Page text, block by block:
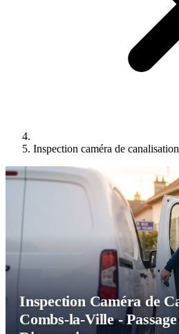
Inspection caméra de
Inspection Caméra de
Combs-la-Ville -